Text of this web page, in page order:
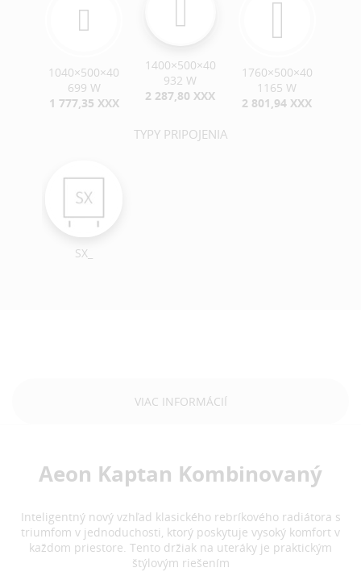
1040×500×40
699 W
1 777,35 XXX
1400×500×40
932 W
2 287,80 XXX
1760×500×40
1165 W
2 801,94 XXX
TYPY PRIPOJENIA
SX_
VIAC INFORMÁCIÍ
Aeon Kaptan Kombinovaný
Inteligentný nový vzhľad klasického rebríkového radiátora s
triumfom v jednoduchosti, ktorý poskytuje vysoký komfort v
každom priestore. Tento držiak na uteráky je praktickým
štýlovým riešením